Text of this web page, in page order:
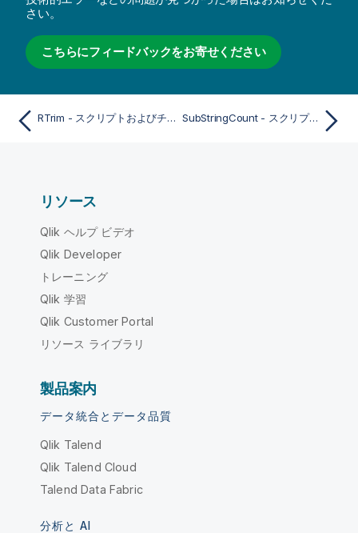
さい。
こちらにフィードバックをお寄せください
RTrim - スクリプトおよびチャート関数 SubStringCount - スクリプトおよびチャート関数
リソース
Qlik ヘルプ ビデオ
Qlik Developer
トレーニング
Qlik 学習
Qlik Customer Portal
リソース ライブラリ
製品案内
データ統合とデータ品質
Qlik Talend
Qlik Talend Cloud
Talend Data Fabric
分析と AI